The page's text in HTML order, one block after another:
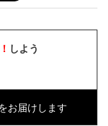
しよう
お届けします